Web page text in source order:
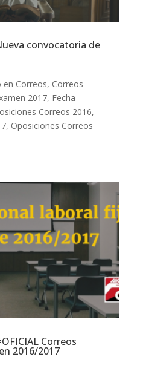
convocatoria de
en Correos, Correos
2017, Fecha
Correos 2016,
, Oposiciones Correos
Correos
2016/2017